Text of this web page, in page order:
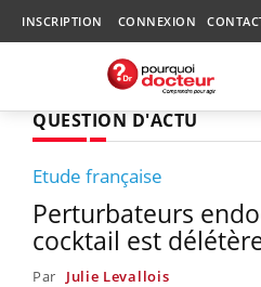
INSCRIPTION CONNEXION
QUESTION D'ACTU
Etude française
Perturbateurs
cocktail est
Par Julie Levallois